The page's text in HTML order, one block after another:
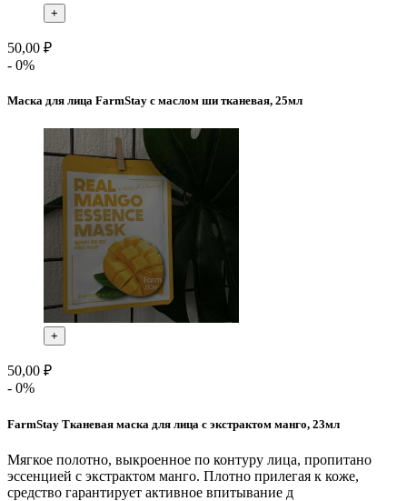
+
50,00 ₽
- 0%
Маска для лица FarmStay с маслом ши тканевая, 25мл
+
50,00 ₽
- 0%
FarmStay Тканевая маска для лица с экстрактом манго, 23мл
Мягкое полотно, выкроенное по контуру лица, пропитано
эссенцией с экстрактом манго. Плотно прилегая к коже,
средство гарантирует активное впитывание д